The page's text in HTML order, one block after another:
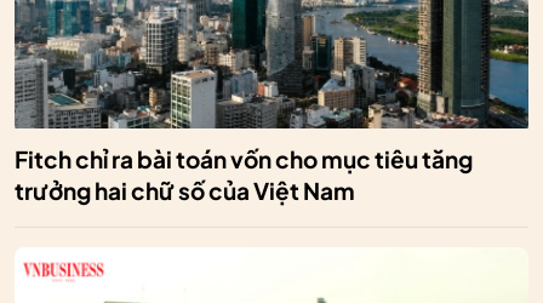
Fitch chỉ ra bài toán vốn cho mục tiêu tăng
trưởng hai chữ số của Việt Nam